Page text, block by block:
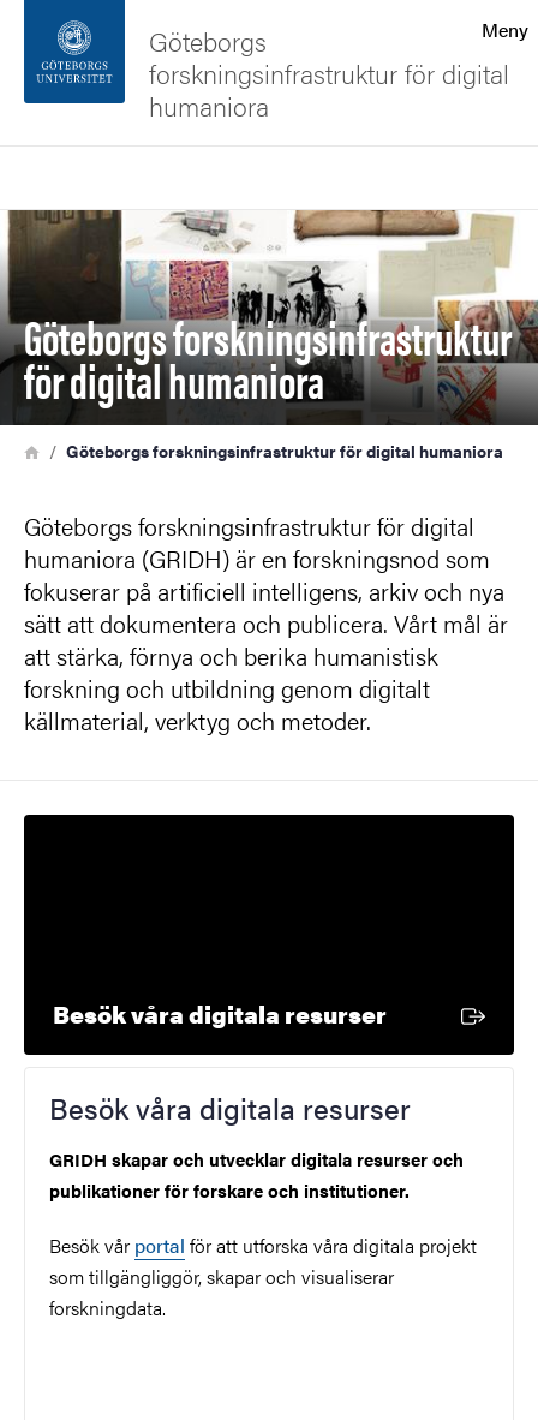
Sidfoten
Om webbplatsen
Meny
Göteborgs
forskningsinfrastruktur för digital
humaniora
Göteborgs forskningsinfrastruktur
för digital humaniora
Bild
Länkstig
HemGöteborgs forskningsinfrastruktur för digital humaniora
Göteborgs forskningsinfrastruktur för digital
humaniora (GRIDH) är en forskningsnod som
fokuserar på artificiell intelligens, arkiv och nya
sätt att dokumentera och publicera. Vårt mål är
att stärka, förnya och berika humanistisk
forskning och utbildning genom digitalt
källmaterial, verktyg och metoder.
Besök våra digitala resurserExtern länk
Besök våra digitala resurser
GRIDH skapar och utvecklar digitala resurser och
publikationer för forskare och institutioner.
Besök vår portal för att utforska våra digitala projekt
som tillgängliggör, skapar och visualiserar
forskningdata.